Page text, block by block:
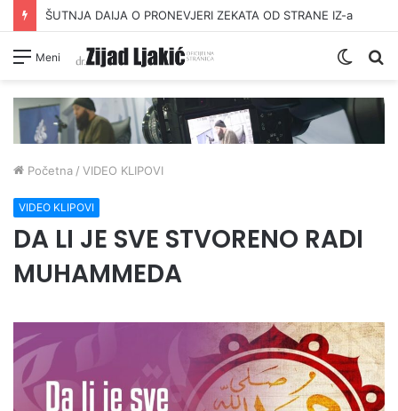
ŠUTNJA DAIJA O PRONEVJERI ZEKATA OD STRANE IZ-a
Meni
Switch
Početna / VIDEO KLIPOVI
VIDEO KLIPOVI
DA LI JE SVE STVORENO RADI
MUHAMMEDA